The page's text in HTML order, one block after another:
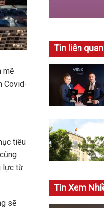
mẽ
Covid-
tiêu
lực từ
sẽ
Tin liên quan
Tin Xem